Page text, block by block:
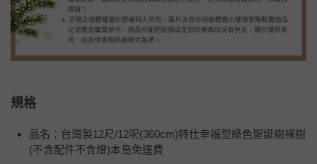
規格
品名：台灣製12尺/12呎(360cm)特仕幸福型綠色聖誕樹裸樹
(不含配件不含燈)本島免運費